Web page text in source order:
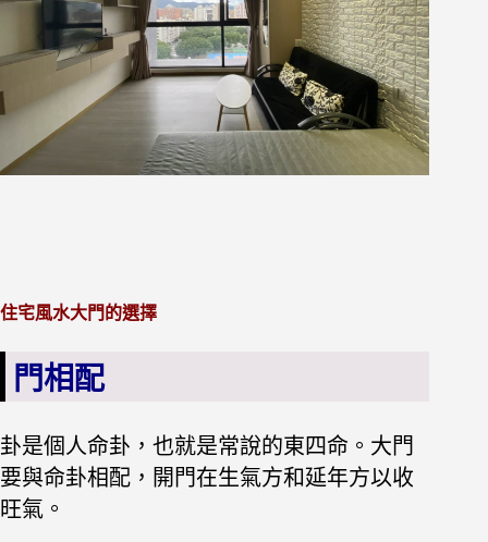
住宅風水大門的選擇
門相配
卦是個人命卦，也就是常說的東四命。大門
要與命卦相配，開門在生氣方和延年方以收
旺氣。